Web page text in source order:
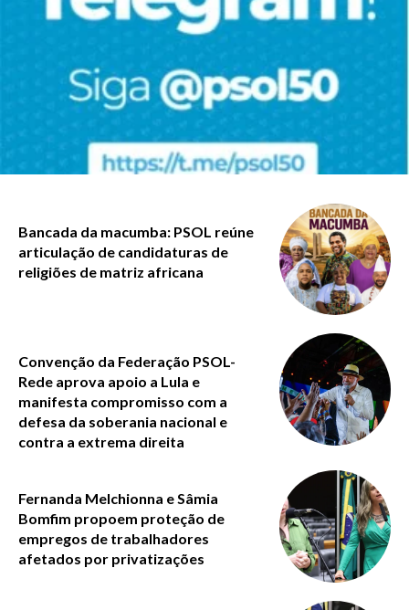
Bancada da macumba: PSOL reúne
articulação de candidaturas de
religiões de matriz africana
Convenção da Federação PSOL-
Rede aprova apoio a Lula e
manifesta compromisso com a
defesa da soberania nacional e
contra a extrema direita
Fernanda Melchionna e Sâmia
Bomfim propoem proteção de
empregos de trabalhadores
afetados por privatizações